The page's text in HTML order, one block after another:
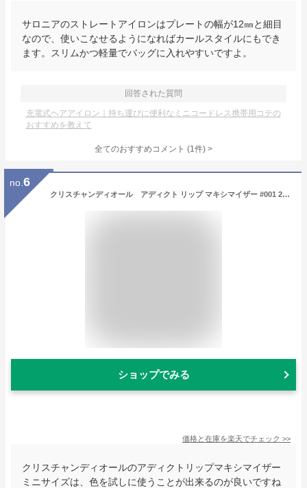
サロニアのストレートアイロンはプレートの幅が12㎜と細目
なので、使いこなせるようになればカールスタイルにもでき
ます。スリムかつ軽量でバッグに入れやすいですよ。
回答された質問
充電式ヘアアイロン｜持ち運びに便利なミニコードレス携帯用コテの
おすすめを教えて
全てのおすすめコメント (1件) >
no. 6
クリスチャンディオール アディクト リップ マキシマイザー #001 2ml ミニサイズ 箱付き
ショップでみる
価格と在庫を楽天でチェック >>
クリスチャンディオールのアディクトリップマキシマイザー
ミニサイズは、色を試しに使うことが出来るのが良いですね